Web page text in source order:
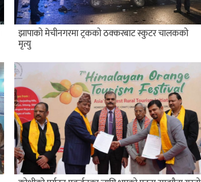
​झापाको मेचीनगरमा ट्रकको ठक्करबाट स्कुटर चालकको
मृत्यु